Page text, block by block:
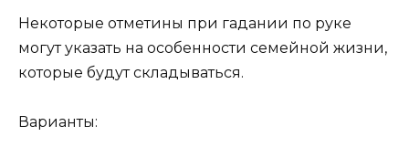
Некоторые отметины при гадании по руке
могут указать на особенности семейной жизни,
которые будут складываться.
Варианты: